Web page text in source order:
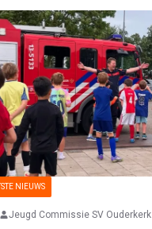
NIEUWS
Jeugd Commissie SV Ouderkerk